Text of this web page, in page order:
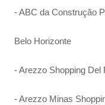
- ABC da Construção
Belo Horizonte
- Arezzo Shopping Del
- Arezzo Minas